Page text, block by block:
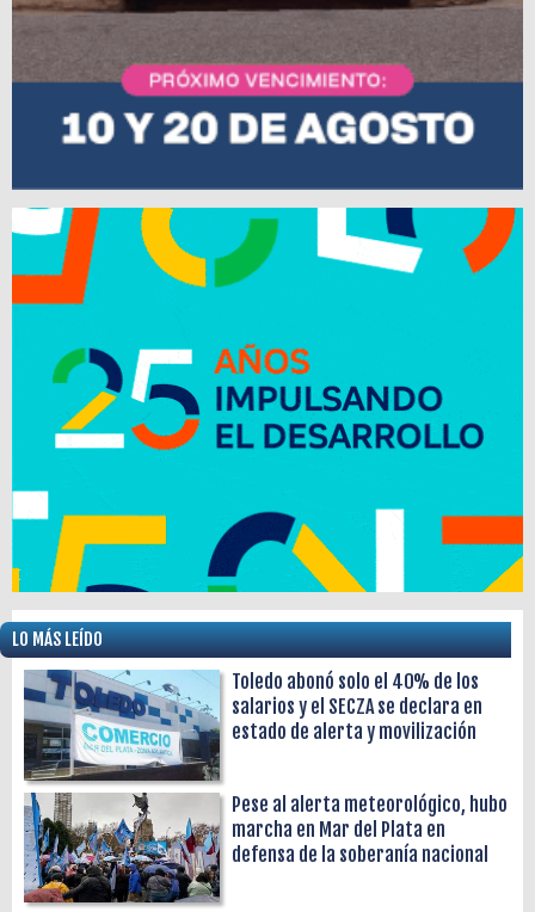
LO MÁS LEÍDO
Toledo abonó solo el 40% de los
salarios y el SECZA se declara en
estado de alerta y movilización
Pese al alerta meteorológico, hubo
marcha en Mar del Plata en
defensa de la soberanía nacional